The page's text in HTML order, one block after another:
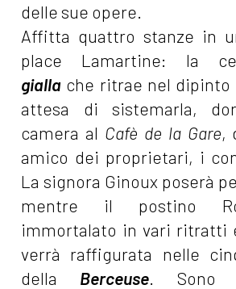
delle sue opere.
Affitta quattro stanze in
place Lamartine: la
gialla che ritrae nel dipinto
attesa di sistemarla,
camera al Cafè de la Gare,
amico dei proprietari, i
La signora Ginoux poserà
mentre il postino
immortalato in vari ritratti
verrà raffigurata nelle
della Berceuse . Sono